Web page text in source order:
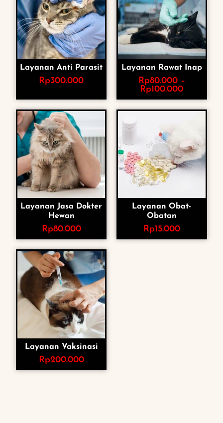
Layanan Anti Parasit
Rp300.000
Layanan Rawat Inap
Rp80.000 –
Rp100.000
Layanan Jasa Dokter
Hewan
Rp80.000
Layanan Obat-
Obatan
Rp15.000
Layanan Vaksinasi
Rp200.000